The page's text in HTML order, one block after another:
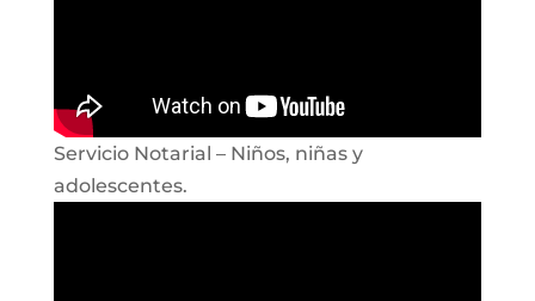
Servicio Notarial – Niños, niñas y
adolescentes.